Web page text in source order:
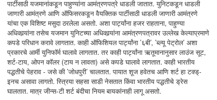
पार्टीसाठी यजमानांकडून पाहुण्यांना आमंत्रणपत्रे धाडली जातात. युनिटकडून धाडली
जाणारी आमंत्रणे आणि ऑफिसरकडून वैयक्तिक पार्टीसाठी धाडली जाणारी आमंत्रणे
यांचा एक विशिष्ट मसुदा ठरलेला असतो. अशा पार्ट्यांना हजर राहताना, पाहुण्या
अधिकार्‍यांना तसेच यजमान युनिटच्या अधिकार्‍यांना आमंत्रणपत्रावर उल्लेख केल्याप्रमाणे
कपडे परिधान करावे लागतात. काही ऑफिशियल पार्ट्यांना ’६बी’, ’ब्ल्यू पेट्रोल’ अशा
प्रकारचे आर्मी युनिफॉर्म घालावे लागतात. तर काही पार्ट्यांना ऋतूमानानुसार लाउंज सूट,
शर्ट-टाय, ओपन कॉलर (टाय न लावता) असे कपडे घालावे लागतात. काही भारतीय
पद्धतीचे पेहराव - जसे की ’जोधपुरी’ चालतात. पायात शूज हवेतच आणि शर्ट हा टक्ड्-
इनच असावा लागतो. स्त्रिया सहसा साडी नेसतात किंवा भारतीय पद्धतीचे ड्रेस
घालतात. मात्र जीन्स-टी शर्ट बंदीचा नियम बायकांनाही लागू असतो.